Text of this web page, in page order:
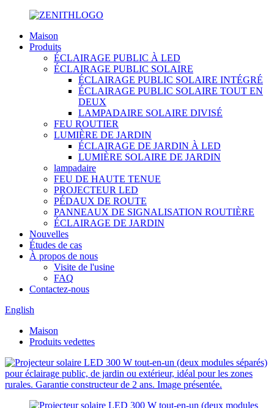
Maison
Produits
ÉCLAIRAGE PUBLIC À LED
ÉCLAIRAGE PUBLIC SOLAIRE
ÉCLAIRAGE PUBLIC SOLAIRE INTÉGRÉ
ÉCLAIRAGE PUBLIC SOLAIRE TOUT EN
DEUX
LAMPADAIRE SOLAIRE DIVISÉ
FEU ROUTIER
LUMIÈRE DE JARDIN
ÉCLAIRAGE DE JARDIN À LED
LUMIÈRE SOLAIRE DE JARDIN
lampadaire
FEU DE HAUTE TENUE
PROJECTEUR LED
PÉDAUX DE ROUTE
PANNEAUX DE SIGNALISATION ROUTIÈRE
ÉCLAIRAGE DE JARDIN
Nouvelles
Études de cas
À propos de nous
Visite de l'usine
FAQ
Contactez-nous
English
Maison
Produits vedettes